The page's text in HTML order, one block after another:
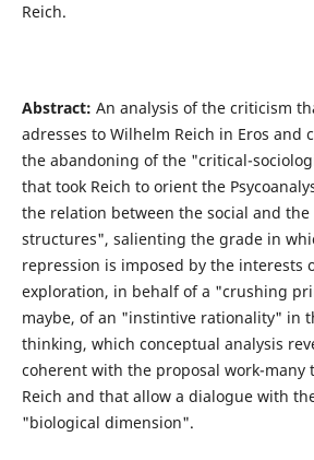
Reich.
Abstract: An analysis of the criticism
adresses to Wilhelm Reich in Eros and
the abandoning of the "critical-
that took Reich to orient the
the relation between the social and
structures", salienting the grade in
repression is imposed by the interests
exploration, in behalf of a "crushing
maybe, of an "instintive rationality" in
thinking, which conceptual analysis
coherent with the proposal work-many
Reich and that allow a dialogue with
"biological dimension".